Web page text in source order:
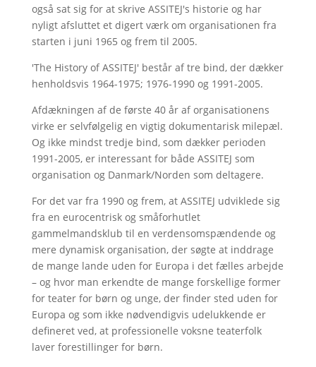
også sat sig for at skrive ASSITEJ's historie og har
nyligt afsluttet et digert værk om organisationen fra
starten i juni 1965 og frem til 2005.
'The History of ASSITEJ' består af tre bind, der dækker
henholdsvis 1964-1975; 1976-1990 og 1991-2005.
Afdækningen af de første 40 år af organisationens
virke er selvfølgelig en vigtig dokumentarisk milepæl.
Og ikke mindst tredje bind, som dækker perioden
1991-2005, er interessant for både ASSITEJ som
organisation og Danmark/Norden som deltagere.
For det var fra 1990 og frem, at ASSITEJ udviklede sig
fra en eurocentrisk og småforhutlet
gammelmandsklub til en verdensomspændende og
mere dynamisk organisation, der søgte at inddrage
de mange lande uden for Europa i det fælles arbejde
– og hvor man erkendte de mange forskellige former
for teater for børn og unge, der finder sted uden for
Europa og som ikke nødvendigvis udelukkende er
defineret ved, at professionelle voksne teaterfolk
laver forestillinger for børn.